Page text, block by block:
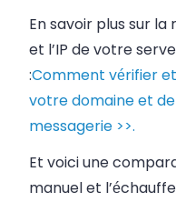
En savoir plus sur
et l’IP de votre
:Comment vérifier
votre domaine et
messagerie >>.
Et voici une
manuel et